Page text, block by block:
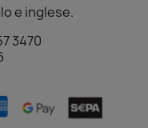
e inglese.
3470